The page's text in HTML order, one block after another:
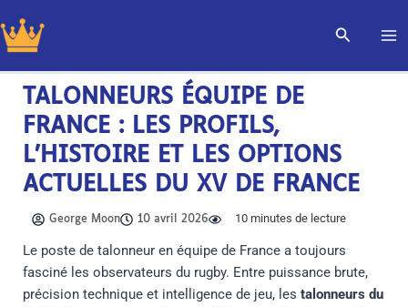
au
contenu
TALONNEURS ÉQUIPE DE
FRANCE : LES PROFILS,
L’HISTOIRE ET LES OPTIONS
ACTUELLES DU XV DE FRANCE
George Moon 10 avril 2026 10minutes de lecture
Le poste de talonneur en équipe de France a toujours
fasciné les observateurs du rugby. Entre puissance brute,
précision technique et intelligence de jeu, les talonneurs du